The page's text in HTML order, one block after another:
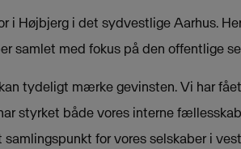
Højbjerg i det sydvestlige Aarhus.
samlet med fokus på den offentlige
tydeligt mærke gevinsten. Vi har
styrket både vores interne
for vores selskaber i